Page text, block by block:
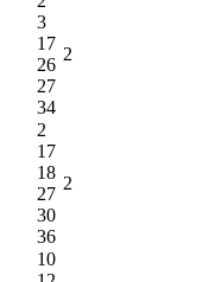
3
17
26
27
34
2
2
17
18
27
30
36
2
10